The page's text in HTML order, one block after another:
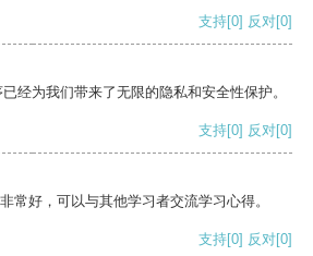
支持[0] 反对[0]
经为我们带来了无限的隐私和安全性保护。
支持[0] 反对[0]
常好，可以与其他学习者交流学习心得。
支持[0] 反对[0]